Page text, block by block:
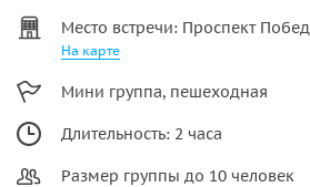
Место встречи: Проспект
На карте
Мини группа, пешеходная
Длительность: 2 часа
Размер группы до 10 человек